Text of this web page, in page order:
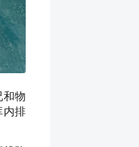
和物
内排